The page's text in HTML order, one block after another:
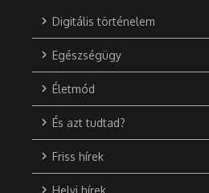
Digitális történelem
Egészségügy
Életmód
És azt tudtad?
Friss hírek
Helyi hírek